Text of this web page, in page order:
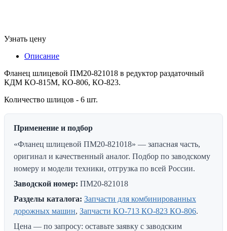
Узнать цену
Описание
Фланец шлицевой ПМ20-821018 в редуктор раздаточный
КДМ КО-815М, КО-806, КО-823.
Количество шлицов - 6 шт.
Применение и подбор
«Фланец шлицевой ПМ20-821018» — запасная часть,
оригинал и качественный аналог. Подбор по заводскому
номеру и модели техники, отгрузка по всей России.
Заводской номер: ПМ20-821018
Разделы каталога: Запчасти для комбинированных
дорожных машин, Запчасти КО-713 КО-823 КО-806.
Цена — по запросу: оставьте заявку с заводским